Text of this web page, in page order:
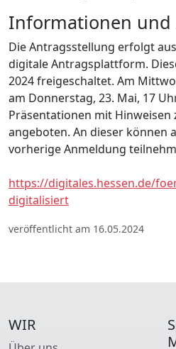
Informationen und
Die Antragsstellung erfolgt
digitale Antragsplattform.
2024 freigeschaltet. Am
am Donnerstag, 23. Mai, 17
Präsentationen mit
angeboten. An dieser können
vorherige Anmeldung
https://digitales.hessen.de/
digitalisiert
veröffentlicht am 16.05.2024
WIR